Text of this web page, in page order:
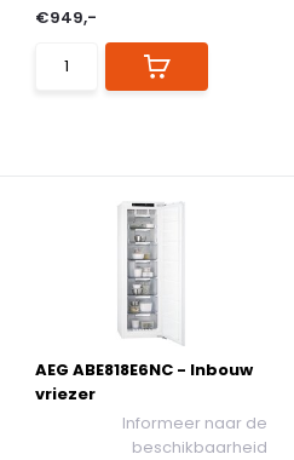
€949,-
AEG ABE818E6NC - Inbouw
vriezer
Informeer naar de
beschikbaarheid